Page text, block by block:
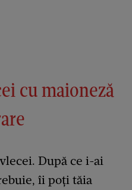
cu maioneză
După ce i-ai
îi poți tăia